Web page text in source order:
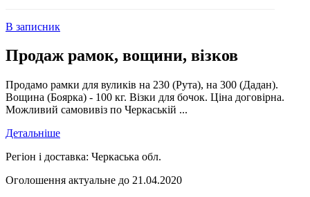
В записник
Продаж рамок, вощини, візков
Продамо рамки для вуликів на 230 (Рута), на 300 (Дадан).
Вощина (Боярка) - 100 кг. Візки для бочок. Ціна договірна.
Можливий самовивіз по Черкаській ...
Детальніше
Регіон і доставка: Черкаська обл.
Оголошення актуальне до 21.04.2020